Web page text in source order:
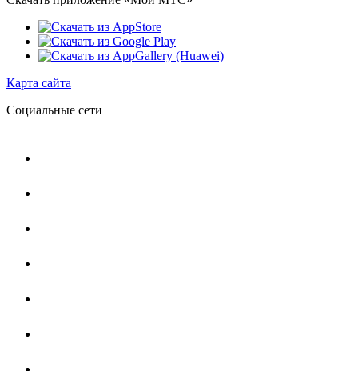
Карта сайта
Социальные сети